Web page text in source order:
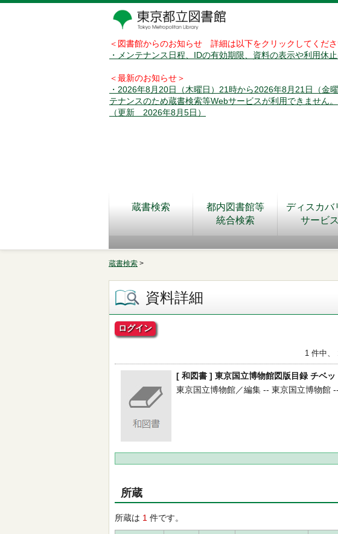
＜図書館からのお知らせ 詳細は以下をクリックしてくださ
・メンテナンス日程、IDの有効期限、資料の表示や利用休
＜最新のお知らせ＞
・2026年8月20日（木曜日）21時から2026年8月21日（金
テナンスのため蔵書検索等Webサービスが利用できません。
（更新 2026年8月5日）
蔵書検索
都内図書館等
統合検索
ディスカバ
サービス
蔵書検索 >
資料詳細
ログイン
1 件中、
[ 和図書 ] 東京国立博物館図版目録 チベ
東京国立博物館／編集 -- 東京国立博物館
所蔵
所蔵は 1 件です。